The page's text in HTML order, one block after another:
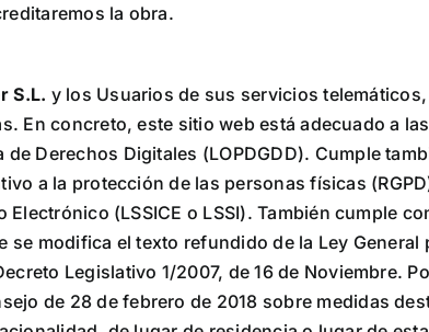
la obra.
S.L. y los Usuarios de sus servicios
En concreto, este sitio web está adecuado a
Derechos Digitales (LOPDGDD). Cumple
a la protección de las personas físicas
(LSSICE o LSSI). También cumple
modifica el texto refundido de la Ley
Legislativo 1/2007, de 16 de Noviembre.
de 28 de febrero de 2018 sobre medidas